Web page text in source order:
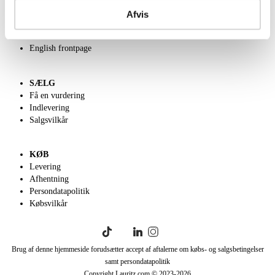
Afvis
English frontpage
SÆLG
Få en vurdering
Indlevering
Salgsvilkår
KØB
Levering
Afhentning
Persondatapolitik
Købsvilkår
Brug af denne hjemmeside forudsætter accept af aftalerne om købs- og salgsbetingelser
samt persondatapolitik